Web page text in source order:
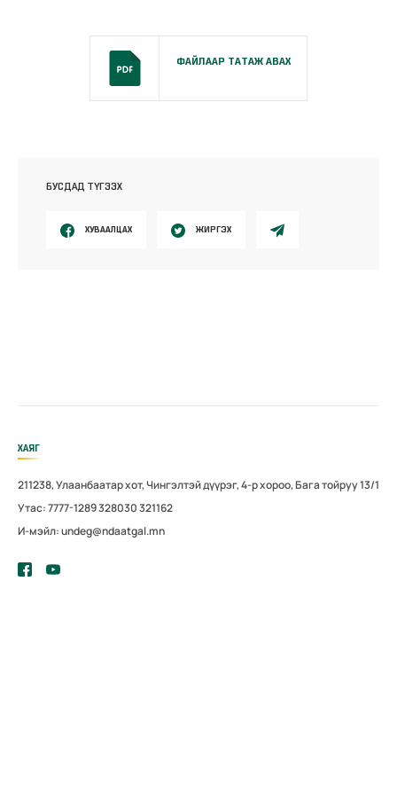
ФАЙЛААР ТАТАЖ АВАХ
БУСДАД ТҮГЭЭХ
ХУВААЛЦАХ ЖИРГЭХ
ХАЯГ
211238, Улаанбаатар хот, Чингэлтэй дүүрэг, 4-р хороо, Бага тойруу 13/1
Утас: 7777-1289 328030 321162
И-мэйл: undeg@ndaatgal.mn